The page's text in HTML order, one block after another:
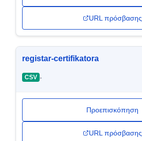
URL πρόσβασης
registar-certifikatora
CSV -
Προεπισκόπηση
URL πρόσβασης